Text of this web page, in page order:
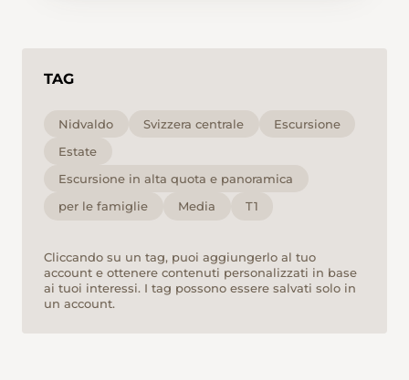
TAG
Nidvaldo Svizzera centrale
Escursione
Estate
Escursione in alta quota e panoramica
per le famiglie
Media T1
Cliccando su un tag, puoi aggiungerlo al tuo
account e ottenere contenuti personalizzati in base
ai tuoi interessi. I tag possono essere salvati solo in
un account.